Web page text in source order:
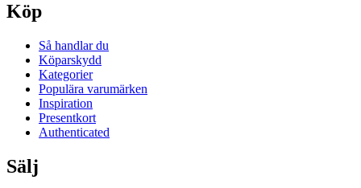
Köp
Så handlar du
Köparskydd
Kategorier
Populära varumärken
Inspiration
Presentkort
Authenticated
Sälj